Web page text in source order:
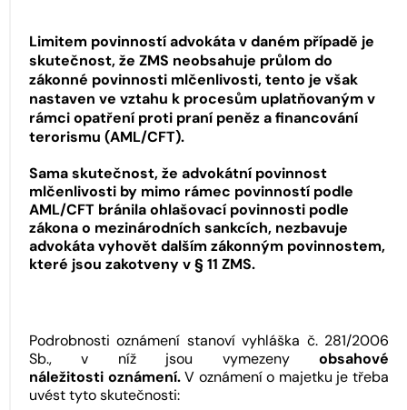
Limitem povinností advokáta v daném případě je
skutečnost, že ZMS neobsahuje průlom do
zákonné povinnosti mlčenlivosti, tento je však
nastaven ve vztahu k procesům uplatňovaným v
rámci opatření proti praní peněz a financování
terorismu (AML/CFT).
Sama skutečnost, že advokátní povinnost
mlčenlivosti by mimo rámec povinností podle
AML/CFT bránila ohlašovací povinnosti podle
zákona o mezinárodních sankcích, nezbavuje
advokáta vyhovět dalším zákonným povinnostem,
které jsou zakotveny v § 11 ZMS.
Podrobnosti oznámení stanoví vyhláška č. 281/2006
Sb., v níž jsou vymezeny obsahové
náležitosti oznámení.V oznámení o majetku je třeba
uvést tyto skutečnosti: